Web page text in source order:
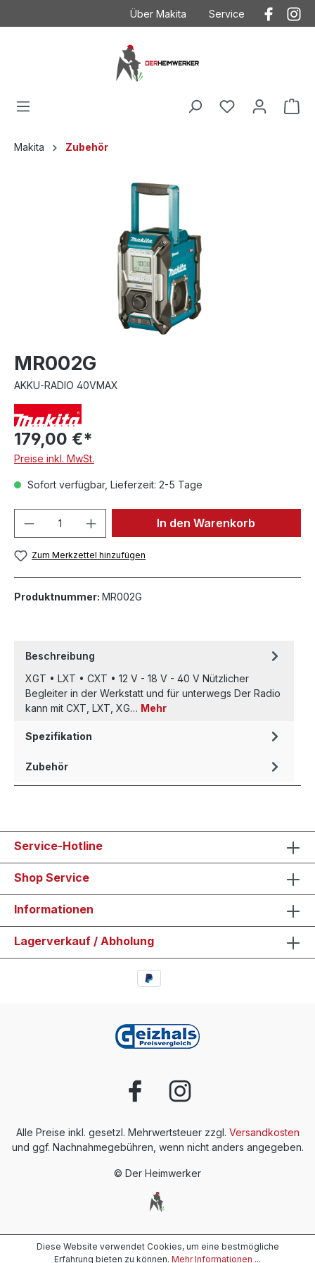
Über Makita
Kontakt
Impressum
Service
Makita Zubehör
MR002G
AKKU-RADIO 40VMAX
179,00 €*
Preise inkl. MwSt.
Sofort verfügbar, Lieferzeit: 2-5 Tage
In den Warenkorb
Zum Merkzettel hinzufügen
Produktnummer: MR002G
Beschreibung
XGT • LXT • CXT • 12 V - 18 V - 40 V Nützlicher
Begleiter in der Werkstatt und für unterwegs Der Radio
kann mit CXT, LXT, XG… Mehr
Spezifikation
Zubehör
Service-Hotline
Shop Service
Informationen
Lagerverkauf / Abholung
Alle Preise inkl. gesetzl. Mehrwertsteuer zzgl. Versandkosten
und ggf. Nachnahmegebühren, wenn nicht anders angegeben.
© Der Heimwerker
Diese Website verwendet Cookies, um eine bestmögliche
Erfahrung bieten zu können. Mehr Informationen ...